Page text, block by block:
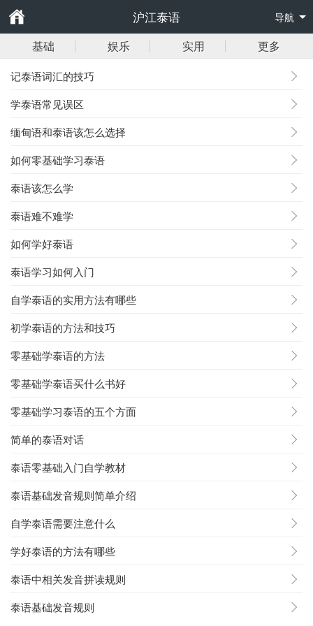
沪江泰语 导航
基础 娱乐 实用 更多
记泰语词汇的技巧
学泰语常见误区
缅甸语和泰语该怎么选择
如何零基础学习泰语
泰语该怎么学
泰语难不难学
如何学好泰语
泰语学习如何入门
自学泰语的实用方法有哪些
初学泰语的方法和技巧
零基础学泰语的方法
零基础学泰语买什么书好
零基础学习泰语的五个方面
简单的泰语对话
泰语零基础入门自学教材
泰语基础发音规则简单介绍
自学泰语需要注意什么
学好泰语的方法有哪些
泰语中相关发音拼读规则
泰语基础发音规则